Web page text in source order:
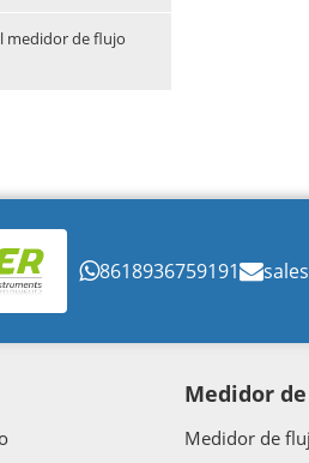
medidor de flujo
8618936759191
Medidor
Medidor de